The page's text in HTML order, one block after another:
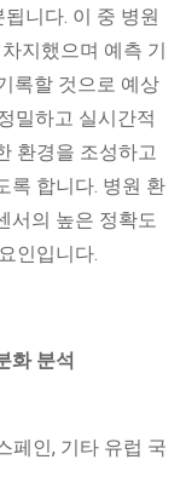
니다. 이 중 병원
지했으며 예측 기
록할 것으로 예상
밀하고 실시간적
환경을 조성하고
록 합니다. 병원 환
서의 높은 정확도
인입니다.
화 분석
페인, 기타 유럽 국